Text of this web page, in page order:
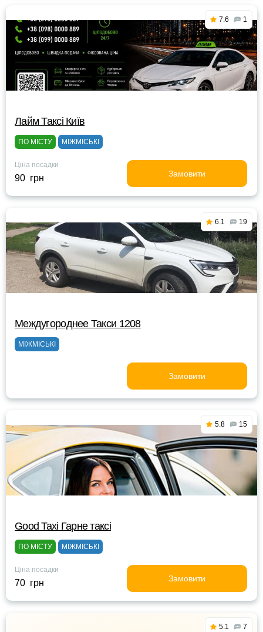
7.6 1
Лайм Таксі Київ
ПО МІСТУ МІЖМІСЬКІ
Ціна посадки
90 грн Замовити
6.1 19
Междугороднее Такси 1208
МІЖМІСЬКІ
Замовити
5.8 15
Good Taxi Гарне таксi
ПО МІСТУ МІЖМІСЬКІ
Ціна посадки
70 грн Замовити
5.1 7